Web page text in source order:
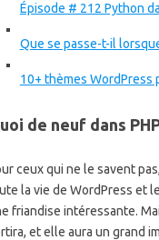
Épisode # 212 Python
Que se passe-t-il
10+ thèmes WordPress
de neuf dans
ceux qui ne le savent
la vie de WordPress et
friandise intéressante.
et elle aura un grand